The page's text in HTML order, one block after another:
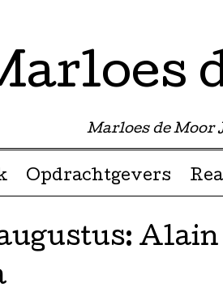
Marloes de Moor
Opdrachtgevers